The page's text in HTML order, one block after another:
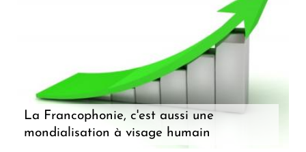
La Francophonie, c'est aussi une
mondialisation à visage humain